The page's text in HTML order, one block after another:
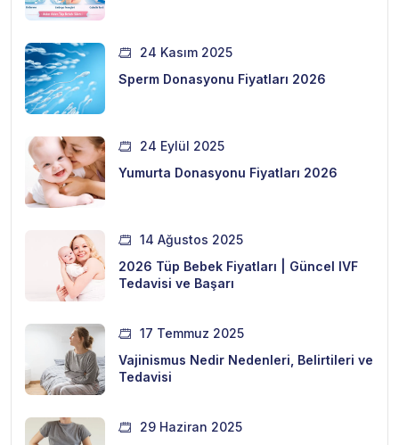
24 Kasım 2025
Sperm Donasyonu Fiyatları 2026
24 Eylül 2025
Yumurta Donasyonu Fiyatları 2026
14 Ağustos 2025
2026 Tüp Bebek Fiyatları | Güncel IVF
Tedavisi ve Başarı
17 Temmuz 2025
Vajinismus Nedir Nedenleri, Belirtileri ve
Tedavisi
29 Haziran 2025